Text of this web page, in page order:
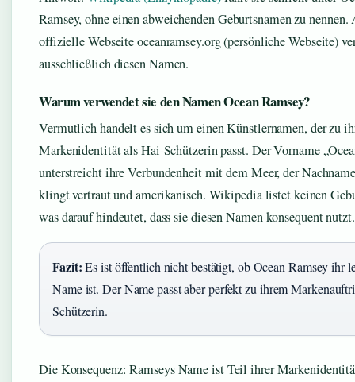
Ramsey, ohne einen abweichenden Geburtsnamen zu nennen.
offizielle Webseite oceanramsey.org (persönliche Webseite)
ausschließlich diesen Namen.
Warum verwendet sie den Namen Ocean Ramsey?
Vermutlich handelt es sich um einen Künstlernamen, der zu
Markenidentität als Hai-Schützerin passt. Der Vorname
unterstreicht ihre Verbundenheit mit dem Meer, der
klingt vertraut und amerikanisch. Wikipedia listet keinen
was darauf hindeutet, dass sie diesen Namen konsequent nutzt.
Fazit:Es ist öffentlich nicht bestätigt, ob Ocean Ramsey ihr
Name ist. Der Name passt aber perfekt zu ihrem
Schützerin.
Die Konsequenz: Ramseys Name ist Teil ihrer